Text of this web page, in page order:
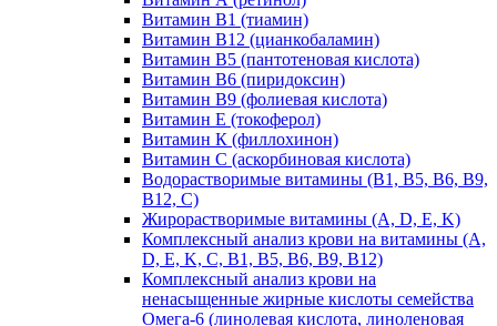
Витамин В1 (тиамин)
Витамин В12 (цианкобаламин)
Витамин В5 (пантотеновая кислота)
Витамин В6 (пиридоксин)
Витамин В9 (фолиевая кислота)
Витамин Е (токоферол)
Витамин К (филлохинон)
Витамин С (аскорбиновая кислота)
Водорастворимые витамины (B1, B5, B6, В9,
В12, С)
Жирорастворимые витамины (A, D, E, K)
Комплексный анализ крови на витамины (A,
D, E, K, C, B1, B5, B6, В9, B12)
Комплексный анализ крови на
ненасыщенные жирные кислоты семейства
Омега-6 (линолевая кислота, линоленовая